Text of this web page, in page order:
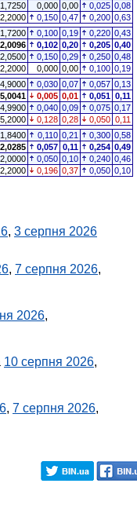
0,000 0,00 0,025 0,08
0,150 0,47 0,200 0,63
0,100 0,19 0,220 0,43
0,102 0,20 0,205 0,40
0,150 0,29 0,250 0,48
0,000 0,00 0,100 0,19
0,030 0,07 0,057 0,13
0,005 0,01 0,051 0,11
0,040 0,09 0,075 0,17
0,128 0,28 0,050 0,11
0,110 0,21 0,300 0,58
0,057 0,11 0,254 0,49
0,050 0,10 0,240 0,46
0,196 0,37 0,050 0,10
, 3 серпня 2026
, 7 серпня 2026,
2026,
10 серпня 2026,
, 7 серпня 2026,